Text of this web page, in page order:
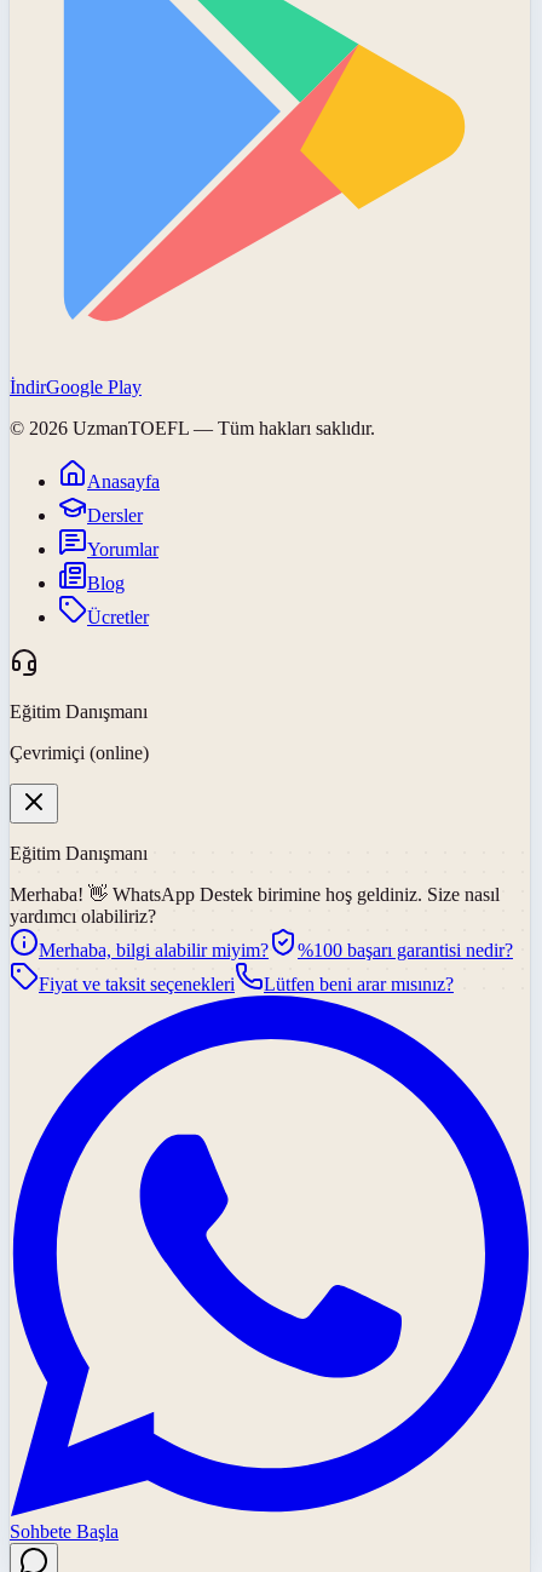
İndirGoogle Play
© 2026 UzmanTOEFL — Tüm hakları saklıdır.
Anasayfa
Dersler
Yorumlar
Blog
Ücretler
Eğitim Danışmanı
Çevrimiçi (online)
Eğitim Danışmanı
Merhaba! 👋 WhatsApp Destek birimine hoş geldiniz. Size nasıl
yardımcı olabiliriz?
Merhaba, bilgi alabilir miyim?
%100 başarı garantisi nedir?
Fiyat ve taksit seçenekleri
Lütfen beni arar mısınız?
Sohbete Başla